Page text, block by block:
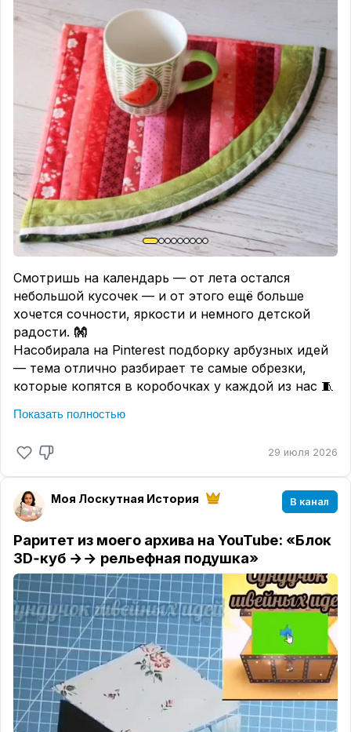
Смотришь на календарь — от лета остался
небольшой кусочек — и от этого ещё больше
хочется сочности, яркости и немного детской
радости. 👐
Насобирала на Pinterest подборку арбузных идей
— тема отлично разбирает те самые обрезки,
которые копятся в коробочках у каждой из нас 🧵
☑️Что можно сшить по этой теме:
один вечер, а радости от него на всё лето
✂️Прихватки в виде арбузной дольки
— классика
жанра, но от этого не менее любима.
💡Секрет живого арбуза
— в фактуре
๑︎Берите не один зелёный, а сразу несколько
оттенков — пусть корка «дышит» переходами.
๑︎Для семечек используйте чёрный горошек на
ткани или нашейте мелкие чёрные лоскутки в
форме капелек, можно использовать вышивку —
найдите свою изюминку!
🍇
Займёт немного
времени, но эффект того стоит ✨
──────✿──────
Показать полностью
29 июля 2026
Моя Лоскутная История В канал
Раритет из моего архива на YouTube: «Блок
3D‑куб →→ рельефная подушка»